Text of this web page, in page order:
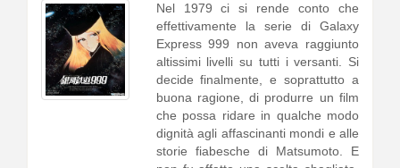
Nel 1979 ci si rende conto che
effettivamente la serie di Galaxy
Express 999 non aveva raggiunto
altissimi livelli su tutti i versanti. Si
decide finalmente, e soprattutto a
buona ragione, di produrre un film
che possa ridare in qualche modo
dignità agli affascinanti mondi e alle
storie fiabesche di Matsumoto. E